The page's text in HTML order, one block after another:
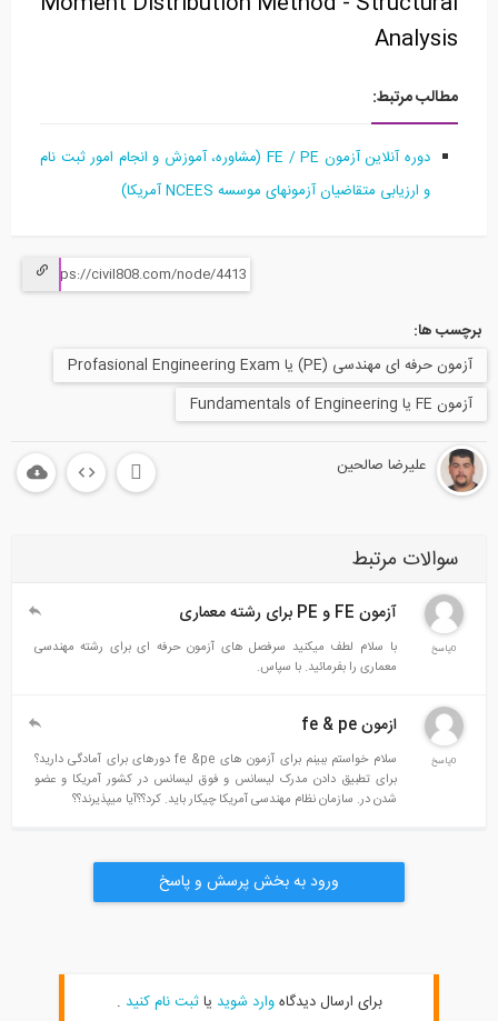
Analysis
مطالب مرتبط:
دوره آنلاین آزمون FE / PE (مشاوره، آموزش و انجام امور ثبت نام
و ارزیابی متقاضیان آزمونهای موسسه NCEES آمریکا)
برچسب ها:
آزمون حرفه ای مهندسی (PE) یا Profasional Engineering Exam
آزمون FE یا Fundamentals of Engineering
علیرضا صالحین
سوالات مرتبط
آزمون FE و PE برای رشته معماری
با سلام لطف میکنید سرفصل های آزمون حرفه ای برای رشته مهندسی
معماری را بفرمائید. با سپاس.
ازمون fe & pe
سلام خواستم ببینم برای آزمون های fe &pe دورهای برای آمادگی دارید؟
برای تطبیق دادن مدرک لیسانس و فوق لیسانس در کشور آمریکا و عضو
شدن در. سازمان نظام مهندسی آمریکا چیکار باید. کرد؟؟آیا میپذیرند؟؟
ورود به بخش پرسش و پاسخ
برای ارسال دیدگاهوارد شویدیاثبت نام کنید.